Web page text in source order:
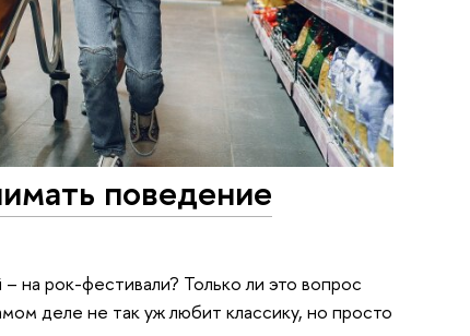
поведение
на рок-фестивали? Только ли это вопрос
деле не так уж любит классику, но просто